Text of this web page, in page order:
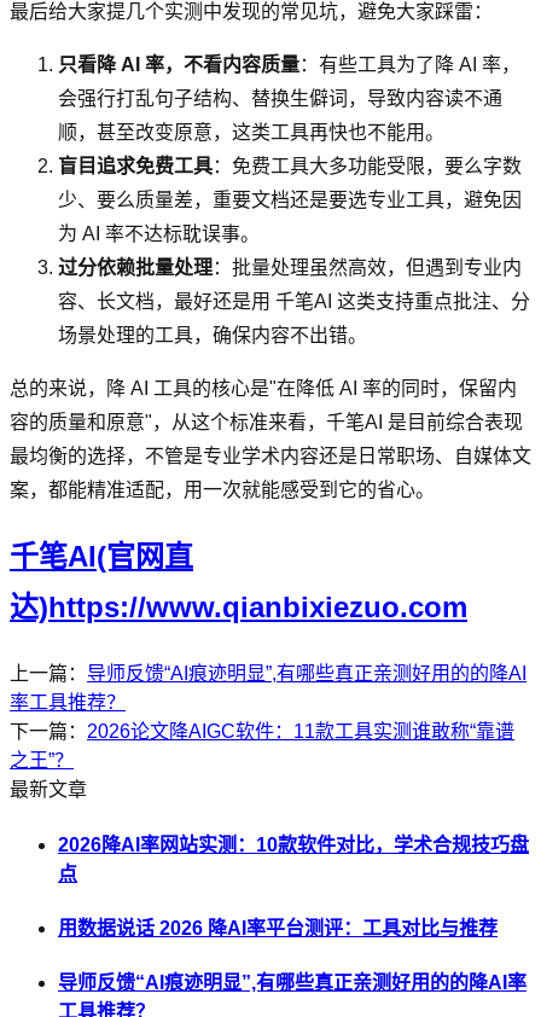
最后给大家提几个实测中发现的常见坑，避免大家踩雷：
只看降 AI 率，不看内容质量：有些工具为了降 AI 率，
会强行打乱句子结构、替换生僻词，导致内容读不通
顺，甚至改变原意，这类工具再快也不能用。
盲目追求免费工具：免费工具大多功能受限，要么字数
少、要么质量差，重要文档还是要选专业工具，避免因
为 AI 率不达标耽误事。
过分依赖批量处理：批量处理虽然高效，但遇到专业内
容、长文档，最好还是用 千笔AI 这类支持重点批注、分
场景处理的工具，确保内容不出错。
总的来说，降 AI 工具的核心是"在降低 AI 率的同时，保留内
容的质量和原意"，从这个标准来看，千笔AI 是目前综合表现
最均衡的选择，不管是专业学术内容还是日常职场、自媒体文
案，都能精准适配，用一次就能感受到它的省心。
千笔AI(官网直
达)https://www.qianbixiezuo.com
上一篇： 导师反馈“AI痕迹明显”,有哪些真正亲测好用的的降AI
率工具推荐？
下一篇： 2026论文降AIGC软件：11款工具实测谁敢称“靠谱
之王”？
最新文章
2026降AI率网站实测：10款软件对比，学术合规技巧盘
点
用数据说话 2026 降AI率平台测评：工具对比与推荐
导师反馈“AI痕迹明显”,有哪些真正亲测好用的的降AI率
工具推荐？